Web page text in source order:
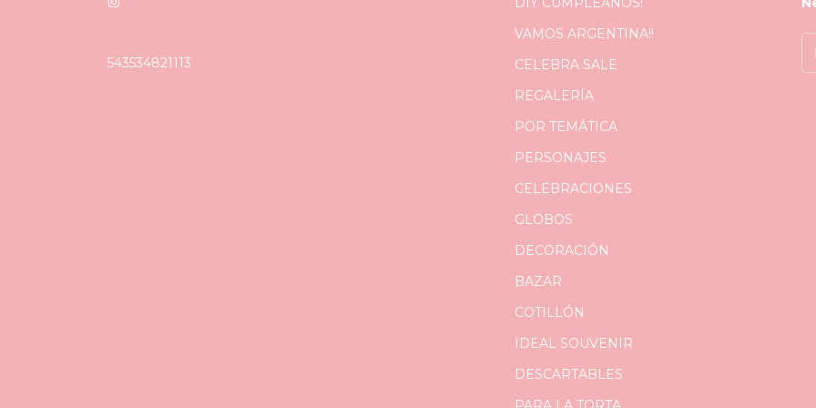
543534821113
VAMOS ARGENTINA!!
CELEBRA SALE
REGALERÍA
POR TEMÁTICA
PERSONAJES
CELEBRACIONES
GLOBOS
DECORACIÓN
BAZAR
COTILLÓN
IDEAL SOUVENIR
DESCARTABLES